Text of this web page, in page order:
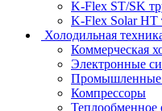
K-Flex ST/SK
K-Flex Solar HT
Холодильная
Коммерческая
Электронные
Промышленные
Компрессоры
Теплообменное